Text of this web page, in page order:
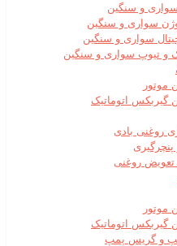
و سنگین
سواری و سنگین
سواری و سنگین
و تیوپ سواری و سنگین
اتوماتیک
روغنی بادی
تعویض روغنی
اتوماتیک
و گریس پمپ